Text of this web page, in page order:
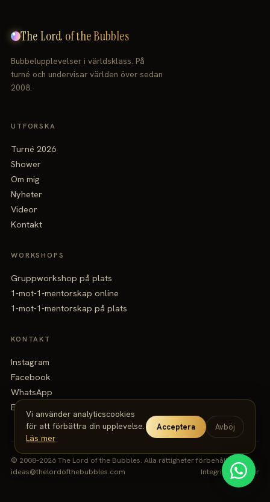
The Lord of the Bubbles
Bubbelupplevelser i världsklass. På
turné och undervisar världen över sedan
2008.
UTFORSKA
Turné 2026
Shower
Om mig
Nyheter
Videor
Kontakt
WORKSHOPS
Gruppworkshop på plats
1-mot-1-mentorskap online
1-mot-1-mentorskap på plats
KONTAKT
Instagram
Facebook
WhatsApp
Email
© 2008–2026 The Lord of the Bubbles. Alla rättigheter förbehållna.
ideas@thelordofthebubbles.com
Integritet·Villkor
Vi använder analyticscookies
för att förbättra din upplevelse.
Läs mer
Acceptera Avböj